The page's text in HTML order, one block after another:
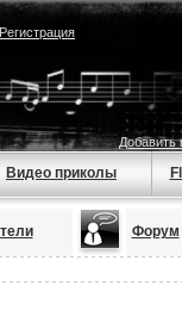
Регистрация
Добавить
Видео приколы
Форум